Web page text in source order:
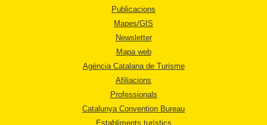
Publicacions
Mapes/GIS
Newsletter
Mapa web
Agència Catalana de Turisme
Afiliacions
Professionals
Catalunya Convention Bureau
Establiments turístics